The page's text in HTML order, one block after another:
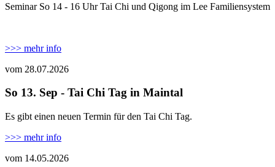
Seminar So 14 - 16 Uhr Tai Chi und Qigong im Lee Familiensystem
>>> mehr info
vom 28.07.2026
So 13. Sep - Tai Chi Tag in Maintal
Es gibt einen neuen Termin für den Tai Chi Tag.
>>> mehr info
vom 14.05.2026